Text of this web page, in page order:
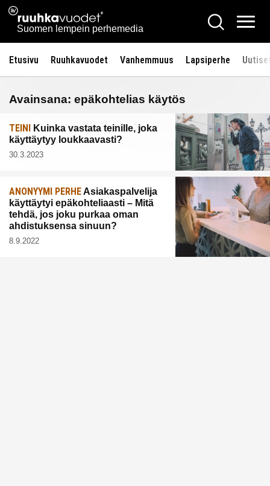
Siirry
sisältöön
Ruuhkavuodet.fi
Suomen lempein perhemedia
Hae
Etusivu Ruuhkavuodet Vanhemmuus Lapsiperhe
Avainsana: epäkohtelias käytös
TEINI Kuinka vastata teinille, joka
käyttäytyy loukkaavasti?
30.3.2023
ANONYYMI PERHEAsiakaspalvelija
käyttäytyi epäkohteliaasti – Mitä
tehdä, jos joku purkaa oman
ahdistuksensa sinuun?
8.9.2022